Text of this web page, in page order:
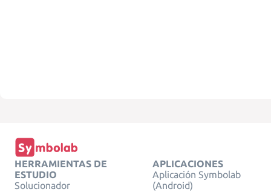
HERRAMIENTAS DE
ESTUDIO
Solucionador
APLICACIONES
Aplicación Symbolab
(Android)